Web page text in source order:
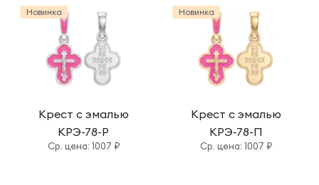
Новинка
Крест с эмалью
КРЭ-78-Р
Cр. цена: 1007 ₽
Новинка
Крест с эмалью
КРЭ-78-П
Cр. цена: 1007 ₽